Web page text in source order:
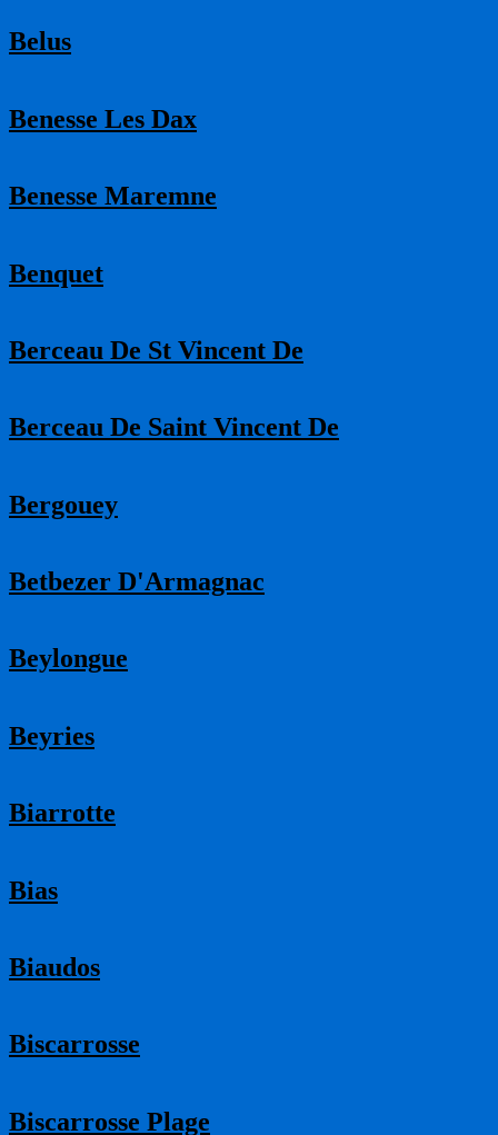
Belus
Benesse Les Dax
Benesse Maremne
Benquet
Berceau De St Vincent De
Berceau De Saint Vincent De
Bergouey
Betbezer D'Armagnac
Beylongue
Beyries
Biarrotte
Bias
Biaudos
Biscarrosse
Biscarrosse Plage